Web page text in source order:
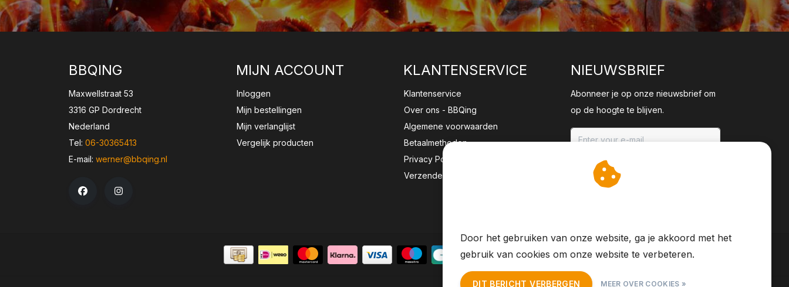
BBQING
Maxwellstraat 53
3316 GP Dordrecht
Nederland
Tel: 06-30365413
E-mail: werner@bbqing.nl
MIJN ACCOUNT
Inloggen
Mijn bestellingen
Mijn verlanglijst
Vergelijk producten
KLANTENSERVICE
Klantenservice
Over ons - BBQing
Algemene voorwaarden
Betaalmethoden
Privacy Policy
Verzenden & retourneren
NIEUWSBRIEF
Abonneer je op onze nieuwsbrief om
op de hoogte te blijven.
ABONNEER
Door het gebruiken van onze website, ga je akkoord met het
gebruik van cookies om onze website te verbeteren.
DIT BERICHT VERBERGEN MEER OVER COOKIES »